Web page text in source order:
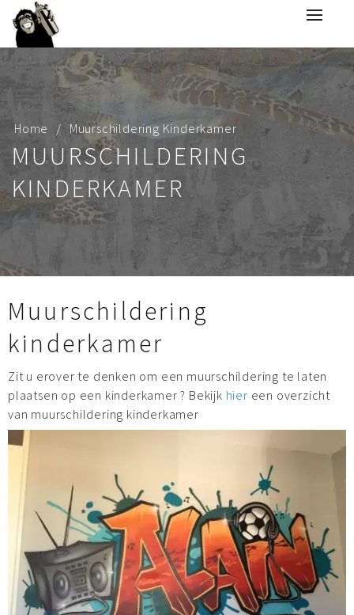
Home Muurschildering Kinderkamer
MUURSCHILDERING
KINDERKAMER
Muurschildering
kinderkamer
Zit u erover te denken om een muurschildering te laten
plaatsen op een kinderkamer ? Bekijk hier een overzicht
van muurschildering kinderkamer